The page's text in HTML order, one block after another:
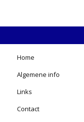
Home
Algemene info
Links
Contact